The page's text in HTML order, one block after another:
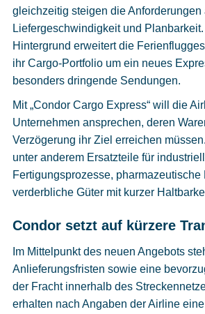
gleichzeitig steigen die Anforderungen
Liefergeschwindigkeit und
Hintergrund erweitert die
ihr Cargo-Portfolio um ein neues
besonders dringende Sendungen.
Mit „Condor Cargo Express“ will die
Unternehmen ansprechen, deren
Verzögerung ihr Ziel erreichen
unter anderem Ersatzteile für
Fertigungsprozesse, pharmazeutische
verderbliche Güter mit kurzer
Condor setzt auf kürzere
Im Mittelpunkt des neuen Angebots
Anlieferungsfristen sowie eine
der Fracht innerhalb des
erhalten nach Angaben der Airline